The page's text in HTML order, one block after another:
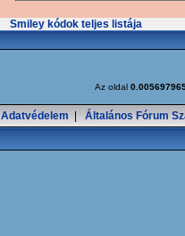
Smiley kódok teljes listája
Az oldal
Adatvédelem Általános Fórum